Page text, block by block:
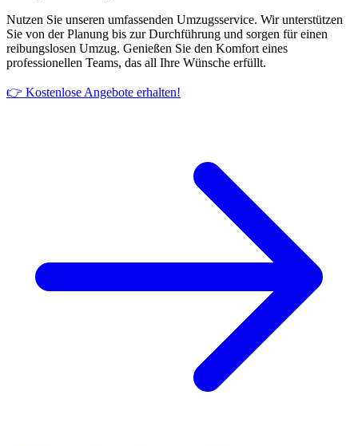
Nutzen Sie unseren umfassenden Umzugsservice. Wir unterstützen
Sie von der Planung bis zur Durchführung und sorgen für einen
reibungslosen Umzug. Genießen Sie den Komfort eines
professionellen Teams, das all Ihre Wünsche erfüllt.
👉 Kostenlose Angebote erhalten!